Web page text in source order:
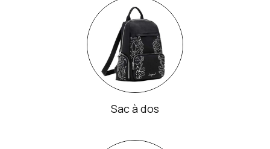
Sac à dos